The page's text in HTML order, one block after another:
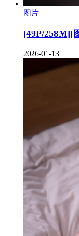
图片
[49P/258M][
2026-01-13